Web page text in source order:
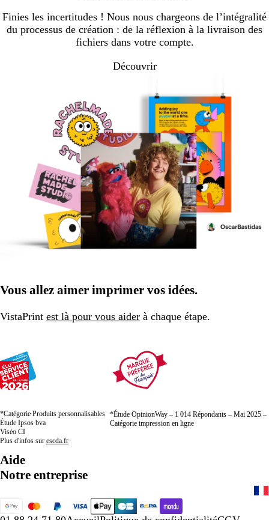
Finies les incertitudes ! Nous nous chargeons de l’intégralité
du processus de création : de la réflexion à la livraison des
fichiers dans votre compte.
Découvrir
Vous allez aimer imprimer vos idées.
VistaPrint est là pour vous aider à chaque étape.
*Catégorie Produits personnalisables
Étude Ipsos bva
Viséo CI
Plus d'infos sur escda.fr
*Étude OpinionWay – 1 014 Répondants – Mai 2025 –
Catégorie impression en ligne
Aide
Notre entreprise